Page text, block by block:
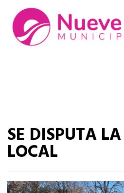
SE DISPUTA
LOCAL